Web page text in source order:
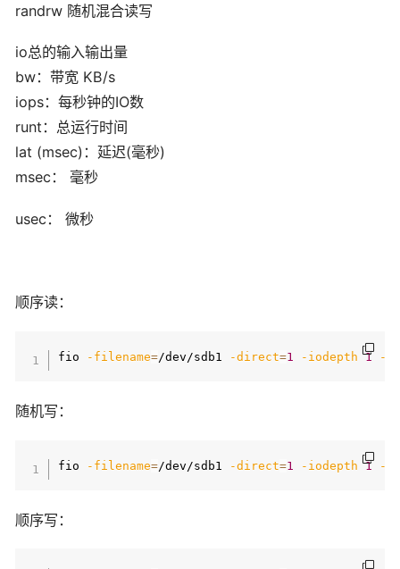
randrw 随机混合读写
io总的输入输出量
bw：带宽 KB/s
iops：每秒钟的IO数
runt：总运行时间
lat (msec)：延迟(毫秒)
msec： 毫秒
usec： 微秒
顺序读：
fio -filename=/dev/sdb1 -direct=1 -iodepth 1 -
随机写：
fio -filename=/dev/sdb1 -direct=1 -iodepth 1 -
顺序写：